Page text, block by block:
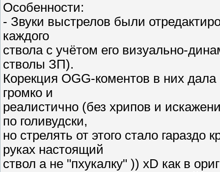
Особенности:
- Звуки выстрелов были
каждого
ствола c учётом его визуально-
стволы ЗП).
Корекция OGG-коментов в них
громко и
реалистично (без хрипов и
по голивудски,
но стрелять от этого стало
руках настоящий
ствол а не "пхукалку" )) xD как в